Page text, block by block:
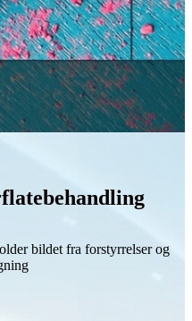
bildet fra forstyrrelser og